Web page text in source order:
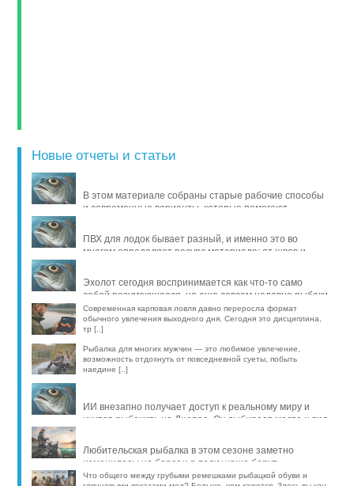
Новые отчеты и статьи
В этом материале собраны старые рабочие способы
и современные варианты, которые помогают
ПВХ для лодок бывает разный, и именно это во
многом определяет ресурс материала: от швов и
Эхолот сегодня воспринимается как что-то само
собой разумеющееся, но еще совсем недавно рыбаки
обходились б [..]
Современная карповая ловля давно переросла формат
обычного увлечения выходного дня. Сегодня это дисциплина,
тр [..]
Рыбалка для многих мужчин — это любимое увлечение,
возможность отдохнуть от повседневной суеты, побыть
наедине [..]
ИИ внезапно получает доступ к реальному миру и
учится рыбачить на Днепре. Он выбирает место и вид
Любительская рыбалка в этом сезоне заметно
изменилась: на берег и в лодку чаще берут
компактные эхолоты, об [..]
Что общего между грубыми ремешками рыбацкой обуви и